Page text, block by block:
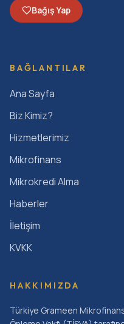
Bağış Yap
BAĞLANTILAR
Ana Sayfa
Biz Kimiz?
Hizmetlerimiz
Mikrofinans
Mikrokredi Alma
Haberler
İletişim
KVKK
HAKKIMIZDA
Türkiye Grameen